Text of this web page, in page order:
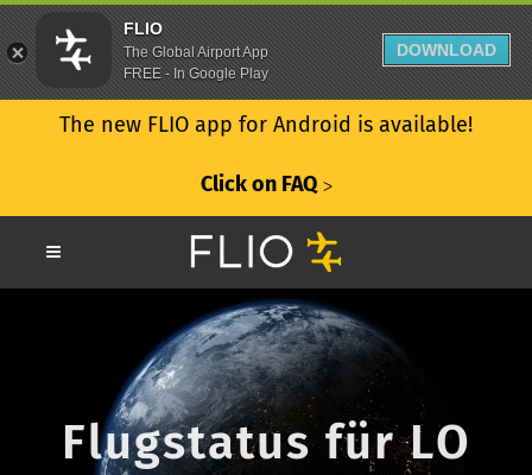
The new FLIO app for Android is available!
Click on FAQ ᐳ
Flugstatus für LO
FLIO
The Global Airport App
FREE - In Google Play
DOWNLOAD